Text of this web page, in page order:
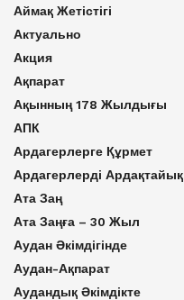
Аймақ Жетістігі
Актуально
Акция
Ақпарат
Ақынның 178 Жылдығы
АПК
Ардагерлерге Құрмет
Ардагерлерді Ардақтайық
Ата Заң
Ата Заңға – 30 Жыл
Аудан Әкімдігінде
Аудан-Ақпарат
Аудандық Әкімдікте